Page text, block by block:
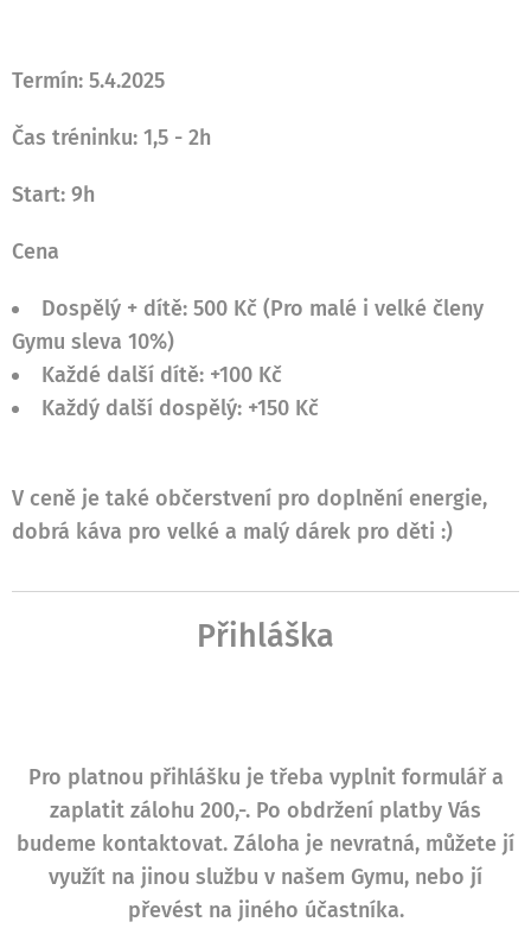
Termín: 5.4.2025
Čas tréninku: 1,5 - 2h
Start: 9h
Cena
Dospělý + dítě: 500 Kč (Pro malé i velké členy
Gymu sleva 10%)
Každé další dítě: +100 Kč
Každý další dospělý: +150 Kč
V ceně je také občerstvení pro doplnění energie,
dobrá káva pro velké a malý dárek pro děti :)
Přihláška
Pro platnou přihlášku je třeba vyplnit formulář a
zaplatit zálohu 200,-. Po obdržení platby Vás
budeme kontaktovat. Záloha je nevratná, můžete jí
využít na jinou službu v našem Gymu, nebo jí
převést na jiného účastníka.